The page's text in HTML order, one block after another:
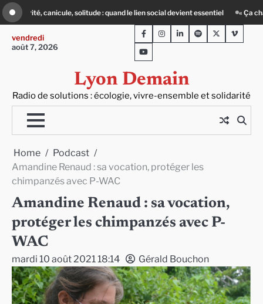
Skip
to
content
devient essentiel « Ça chauffe » : des acteurs du batiment face au défi
vendredi
août 7, 2026
Lyon Demain
Radio de solutions : écologie, vivre-ensemble et solidarité
FacebookInstagram
LinkedInSpotifyTwitterViméo
Youtube
Home
Podcast
Amandine Renaud : sa vocation, protéger les
chimpanzés avec P-WAC
Amandine Renaud : sa vocation,
protéger les chimpanzés avec P-
WAC
mardi 10 août 2021 18:14 Gérald Bouchon